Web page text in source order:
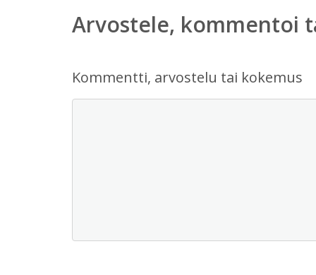
Arvostele, kommentoi
Kommentti, arvostelu tai kokemus